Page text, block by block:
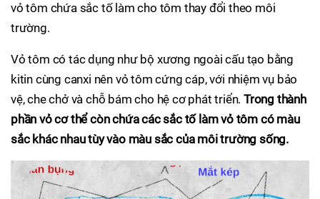
vỏ tôm chứa sắc tố làm cho tôm thay đổi theo môi
trường.
Vỏ tôm có tác dụng như bộ xương ngoài cấu tạo bằng
kitin cùng canxi nên vỏ tôm cứng cáp, với nhiệm vụ bảo
vệ, che chở và chỗ bám cho hệ cơ phát triển. Trong thành
phần vỏ cơ thể còn chứa các sắc tố làm vỏ tôm có màu
sắc khác nhau tùy vào màu sắc của môi trường sống.